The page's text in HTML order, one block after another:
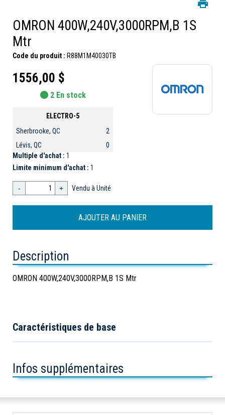
OMRON 400W,240V,3000RPM,B 1S
Mtr
Code du produit : R88M1M40030TB
1556,00 $
2 En stock
ELECTRO-5
Sherbrooke, QC
2
Lévis, QC
0
Multiple d'achat : 1
Limite minimum d'achat : 1
- + Vendu à Unité
Description
OMRON 400W,240V,3000RPM,B 1S Mtr
Caractéristiques de base
Infos supplémentaires